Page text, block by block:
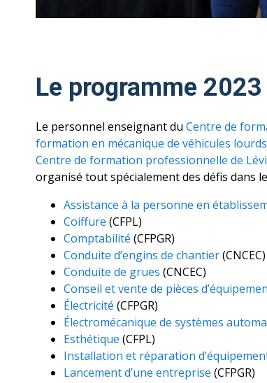
Le programme
Le personnel enseignant du Centre de
formation en mécanique de véhicules lourds
Centre de formation professionnelle de
organisé tout spécialement des défis dans
Assistance à la personne en
Coiffure (CFPL)
Comptabilité (CFPGR)
Conduite d’engins de chantier(CNCEC)
Conduite de grues (CNCEC)
Conseil et vente de pièces
Électricité (CFPGR)
Électromécanique de systèmes
Esthétique (CFPL)
Installation et réparation
Lancement d’une entreprise (CFPGR)